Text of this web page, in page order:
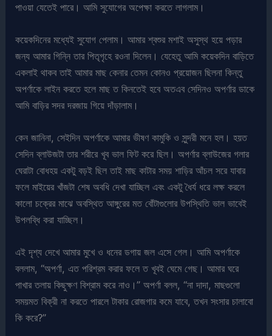
পাওয়া যেতেই পারে। আমি সুযোগের অপেক্ষা করতে লাগলাম।
কয়েকদিনের মধ্যেই সুযোগ পেলাম। আমার শ্বশুর মশাই অসুস্থ হয়ে পড়ার
জন্য আমার গিন্নি তার পিতৃগৃহে রওনা দিলেন। যেহেতু আমি কয়েকদিন বাড়িতে
একলাই থাকব তাই আমার মাছ কেনার তেমন কোনও প্রয়োজন ছিলনা কিন্তু
অপর্ণাকে লাইন করতে হলে মাছ ত কিনতেই হবে অতএব সেদিনও অপর্ণার ডাকে
আমি বাড়ির সদর দরজায় গিয়ে দাঁড়ালাম।
কেন জানিনা, সেইদিন অপর্ণাকে আমার ভীষণ কামুকি ও সুন্দরী মনে হল। হয়ত
সেদিন ব্লাউজটা তার শরীরে খূব ভাল ফিট করে ছিল। অপর্ণার ব্লাউজের গলার
ঘেরাটা বোধহয় একটু বড়ই ছিল তাই মাছ কাটার সময় শাড়ির আঁচল সরে যাবার
ফলে মাইয়ের খাঁজটা শেষ অবধি দেখা যাচ্ছিল এবং একটু ধৈর্য ধরে লক্ষ করলে
কালো চক্রের মাঝে অবস্থিত আঙ্গুরের মত বোঁটাগুলোর উপস্থিতি ভাল ভাবেই
উপলব্ধি করা যাচ্ছিল।
এই দৃশ্য দেখে আমার মুখে ও ধনের ডগায় জল এসে গেল। আমি অপর্ণাকে
বললাম, “অপর্ণা, এত পরিশ্রম করার ফলে ত খূবই ঘেমে গেছ। আমার ঘরে
পাখার তলায় কিছুক্ষণ বিশ্রাম করে নাও।” অপর্ণা বলল, “না দাদা, মাছগুলো
সময়মত বিক্রী না করতে পারলে টাকার রোজগার কমে যাবে, তখন সংসার চালাবো
কি করে?”